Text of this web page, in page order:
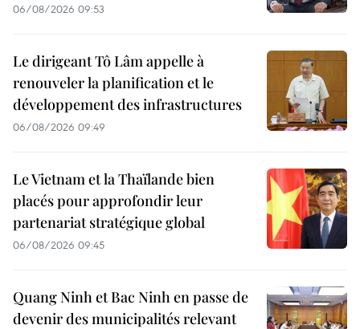
06/08/2026 09:53
Le dirigeant Tô Lâm appelle à
renouveler la planification et le
développement des infrastructures
06/08/2026 09:49
Le Vietnam et la Thaïlande bien
placés pour approfondir leur
partenariat stratégique global
06/08/2026 09:45
Quang Ninh et Bac Ninh en passe de
devenir des municipalités relevant